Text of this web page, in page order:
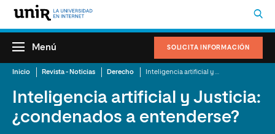
SOLICITA INFORMACIÓN
Menú
Inicio Revista - Noticias Derecho
Inteligencia artificial y Justicia:
¿condenados a entenderse?